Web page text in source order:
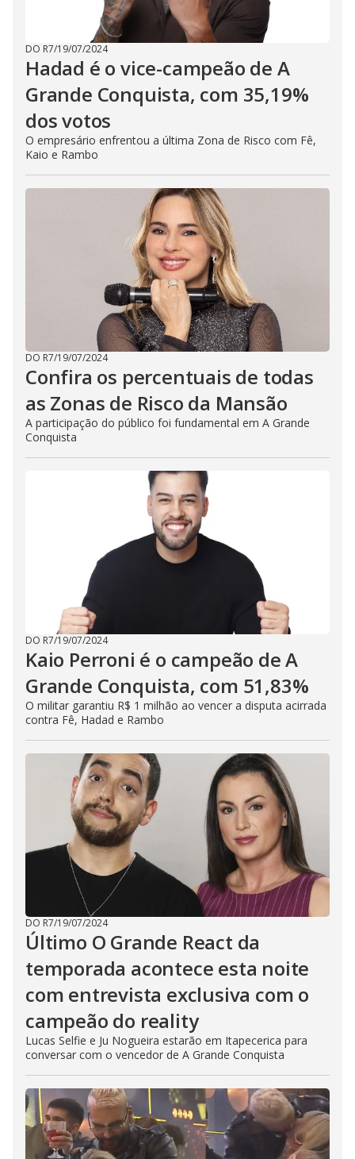
DO R7/19/07/2024
Hadad é o vice-campeão de A
Grande Conquista, com 35,19%
dos votos
O empresário enfrentou a última Zona de Risco com Fê,
Kaio e Rambo
DO R7/19/07/2024
Confira os percentuais de todas
as Zonas de Risco da Mansão
A participação do público foi fundamental em A Grande
Conquista
DO R7/19/07/2024
Kaio Perroni é o campeão de A
Grande Conquista, com 51,83%
O militar garantiu R$ 1 milhão ao vencer a disputa acirrada
contra Fê, Hadad e Rambo
DO R7/19/07/2024
Último O Grande React da
temporada acontece esta noite
com entrevista exclusiva com o
campeão do reality
Lucas Selfie e Ju Nogueira estarão em Itapecerica para
conversar com o vencedor de A Grande Conquista